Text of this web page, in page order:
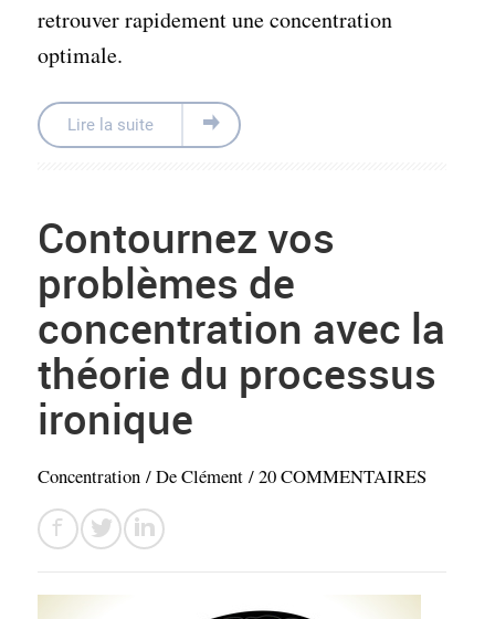
retrouver rapidement une concentration
optimale.
Lire la suite
Contournez vos
problèmes de
concentration avec la
théorie du processus
ironique
Concentration / DeClément /20 COMMENTAIRES